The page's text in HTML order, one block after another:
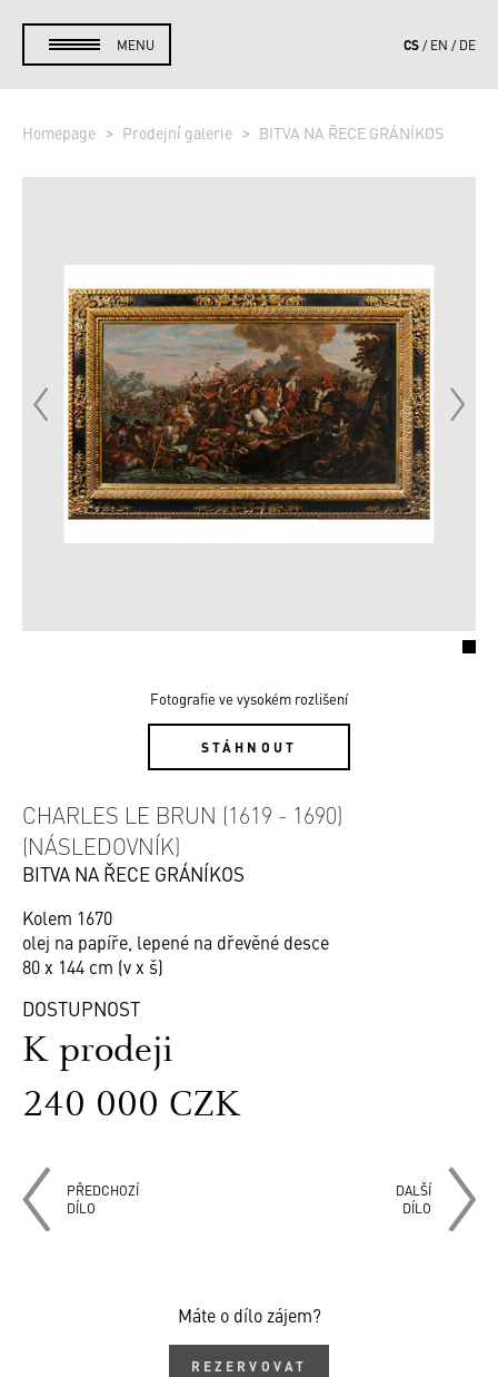
MENU CS EN DE
Homepage Prodejní galerie BITVA NA ŘECE GRÁNÍKOS
Fotografie ve vysokém rozlišení
STÁHNOUT
CHARLES LE BRUN (1619 - 1690)
(NÁSLEDOVNÍK)
BITVA NA ŘECE GRÁNÍKOS
Kolem 1670
olej na papíře, lepené na dřevěné desce
80 x 144 cm (v x š)
DOSTUPNOST
K prodeji
240 000 CZK
PŘEDCHOZÍ
DÍLO
DALŠÍ
DÍLO
Máte o dílo zájem?
REZERVOVAT